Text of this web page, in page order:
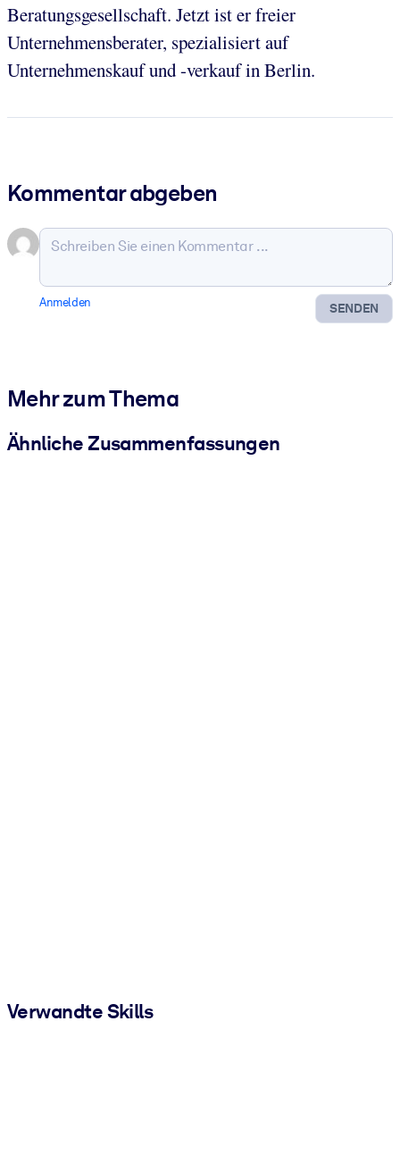
Beratungsgesellschaft. Jetzt ist er freier
Unternehmensberater, spezialisiert auf
Unternehmenskauf und -verkauf in Berlin.
Kommentar abgeben
SENDEN
Anmelden
Mehr zum Thema
Ähnliche Zusammenfassungen
Verwandte Skills